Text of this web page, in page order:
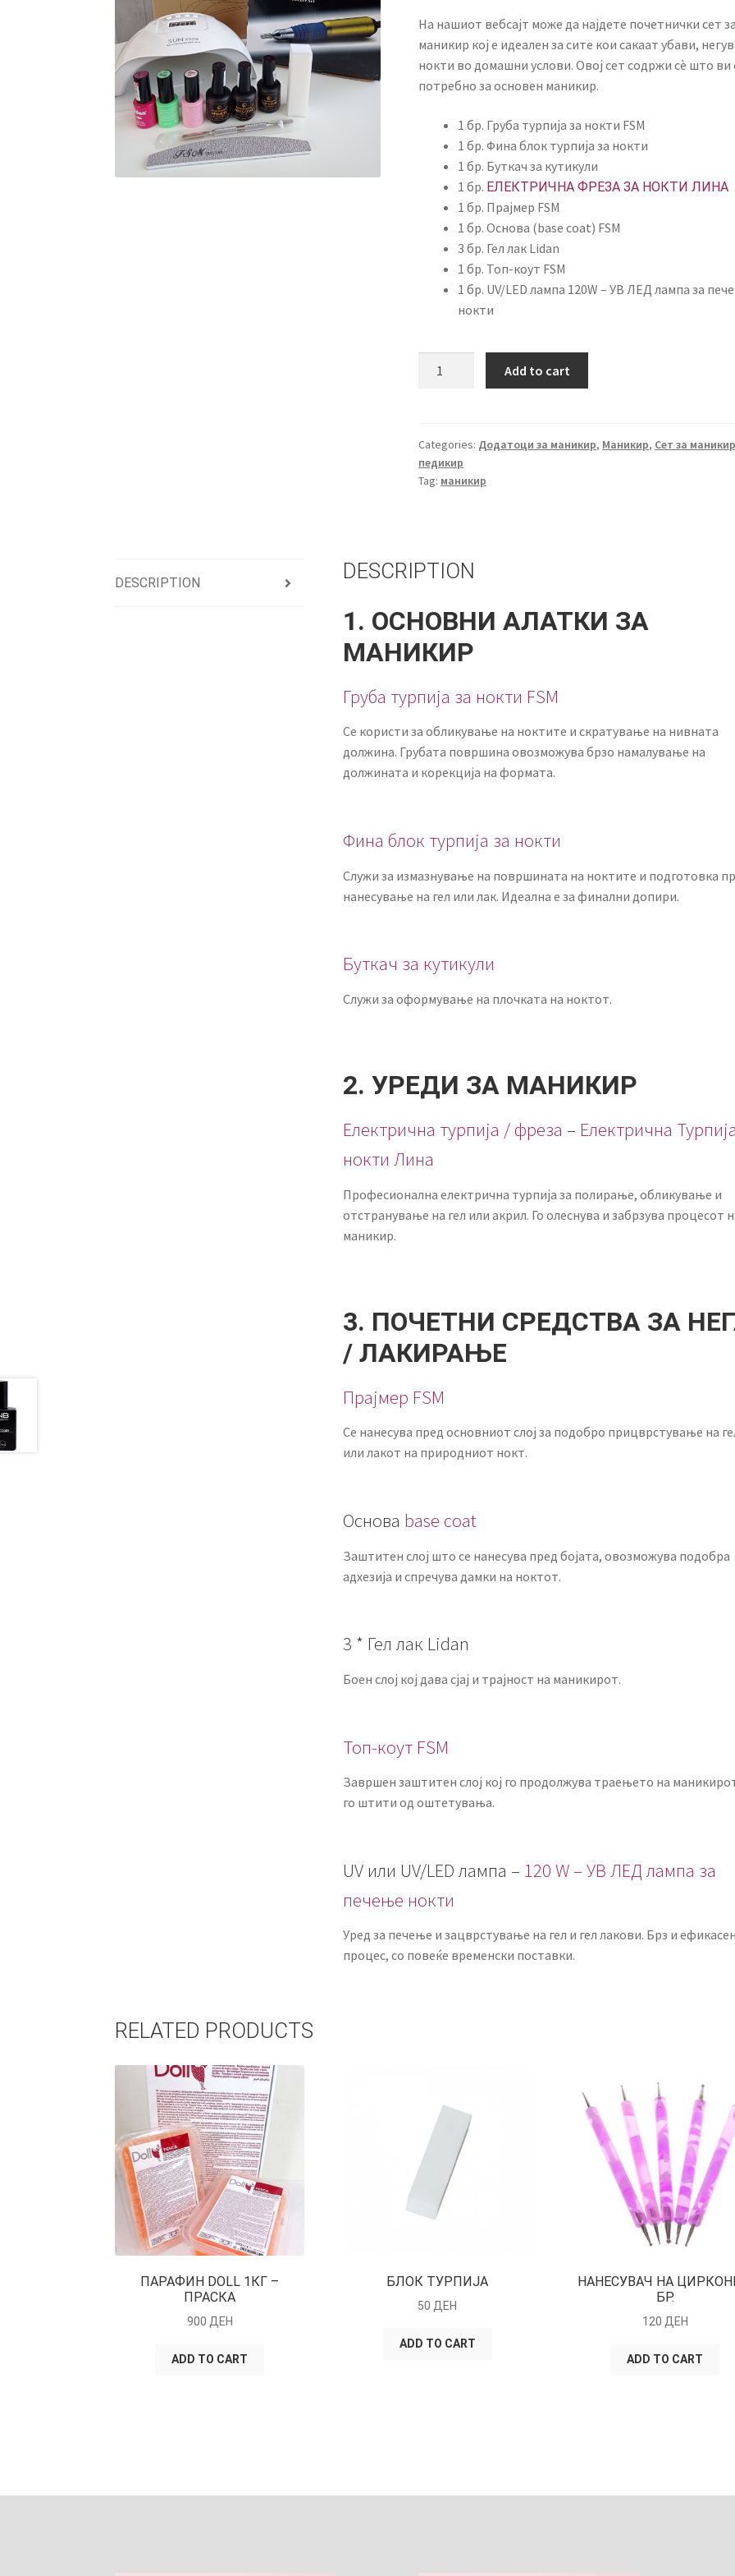
На нашиот вебсајт може да најдете почетнички сет
маникир кој е идеален за сите кои сакаат убави,
нокти во домашни услови. Овој сет содржи сè што ви
потребно за основен маникир.
1 бр. Груба турпија за нокти FSM
1 бр. Фина блок турпија за нокти
1 бр. Буткач за кутикули
1 бр. ЕЛЕКТРИЧНА ФРЕЗА ЗА НОКТИ ЛИНА
1 бр. Прајмер FSM
1 бр. Основа (base coat) FSM
3 бр. Гел лак Lidan
1 бр. Топ-коут FSM
1 бр. UV/LED лампа 120W – УВ ЛЕД лампа за
нокти
2
quantity
Add to cart
Categories: Додатоци за маникир, Маникир, Сет за
педикир
Tag: маникир
DESCRIPTION DESCRIPTION
1. ОСНОВНИ АЛАТКИ ЗА
МАНИКИР
Груба турпија за нокти FSM
Се користи за обликување на ноктите и скратување на нивната
должина. Грубата површина овозможува брзо намалување на
должината и корекција на формата.
Фина блок турпија за нокти
Служи за измазнување на површината на ноктите и подготовка
нанесување на гел или лак. Идеална е за финални допири.
Буткач за кутикули
Служи за оформување на плочката на ноктот.
2. УРЕДИ ЗА МАНИКИР
Електрична турпија / фреза – Електрична
нокти Лина
Професионална електрична турпија за полирање, обликување и
отстранување на гел или акрил. Го олеснува и забрзува процесот
маникир.
3. ПОЧЕТНИ СРЕДСТВА ЗА
/ ЛАКИРАЊЕ
Прајмер FSM
Се нанесува пред основниот слој за подобро прицврстување на
или лакот на природниот нокт.
Oснова base coat
Заштитен слој што се нанесува пред бојата, овозможува подобра
адхезија и спречува дамки на ноктот.
3 * Гел лак Lidan
Боен слој кој дава сјај и трајност на маникирот.
Топ-коут FSM
Завршен заштитен слој кој го продолжува траењето на
го штити од оштетувања.
UV или UV/LED лампа – 120 W – УВ ЛЕД лампа за
печење нокти
Уред за печење и зацврстување на гел и гел лакови. Брз и
процес, со повеќе временски поставки.
RELATED PRODUCTS
ПАРАФИН DOLL 1КГ –
ПРАСКА
900 ДЕН
ADD TO CART
БЛОК ТУРПИЈА
50 ДЕН
ADD TO CART
НАНЕСУВАЧ НА
БР.
120 ДЕН
ADD TO CART